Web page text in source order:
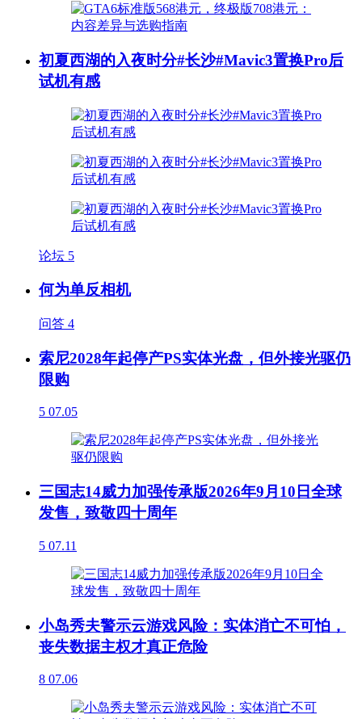
初夏西湖的入夜时分#长沙#Mavic3置换Pro后
试机有感
论坛 5
何为单反相机
问答 4
索尼2028年起停产PS实体光盘，但外接光驱仍
限购
5 07.05
三国志14威力加强传承版2026年9月10日全球
发售，致敬四十周年
5 07.11
小岛秀夫警示云游戏风险：实体消亡不可怕，
丧失数据主权才真正危险
8 07.06